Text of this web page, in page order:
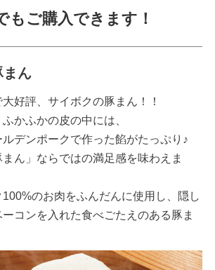
もご購入できます！
まん
好評、サイボクの豚まん！！
かふかの皮の中には、
デンポークで作った餡がたっぷり♪
まん」ならではの満足感を味わえま
のお肉をふんだんに使用し、隠し
コンを入れた食べごたえのある豚ま